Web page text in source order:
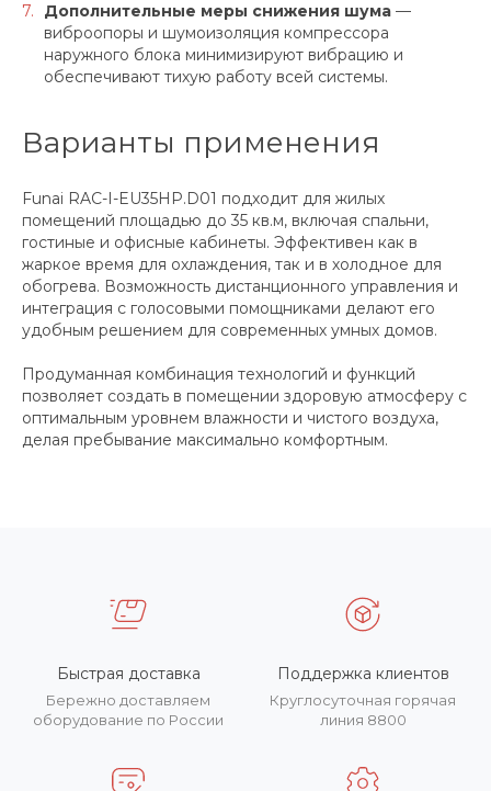
Дополнительные меры снижения шума —
виброопоры и шумоизоляция компрессора
наружного блока минимизируют вибрацию и
обеспечивают тихую работу всей системы.
Варианты применения
Funai RAC-I-EU35HP.D01 подходит для жилых
помещений площадью до 35 кв.м, включая спальни,
гостиные и офисные кабинеты. Эффективен как в
жаркое время для охлаждения, так и в холодное для
обогрева. Возможность дистанционного управления и
интеграция с голосовыми помощниками делают его
удобным решением для современных умных домов.
Продуманная комбинация технологий и функций
позволяет создать в помещении здоровую атмосферу с
оптимальным уровнем влажности и чистого воздуха,
делая пребывание максимально комфортным.
Быстрая доставка
Бережно доставляем
оборудование по России
Поддержка клиентов
Круглосуточная горячая
линия 8800